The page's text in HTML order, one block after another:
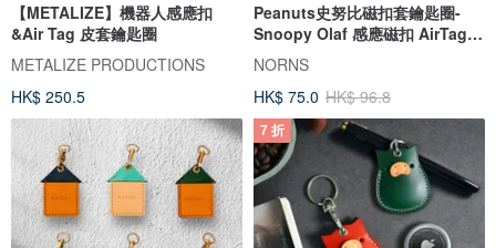
【METALIZE】機器人感應扣
&Air Tag 皮套鑰匙圈
METALIZE PRODUCTIONS
HK$ 250.5
Peanuts史努比磁扣套鑰匙圈-
Snoopy Olaf 感應磁扣 AirTag
保護套
NORNS
HK$ 75.0 HK$ 96.8
7 折